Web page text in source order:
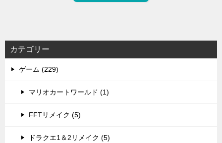
カテゴリー
ゲーム (229)
マリオカートワールド (1)
FFTリメイク (5)
ドラクエ1＆2リメイク (5)